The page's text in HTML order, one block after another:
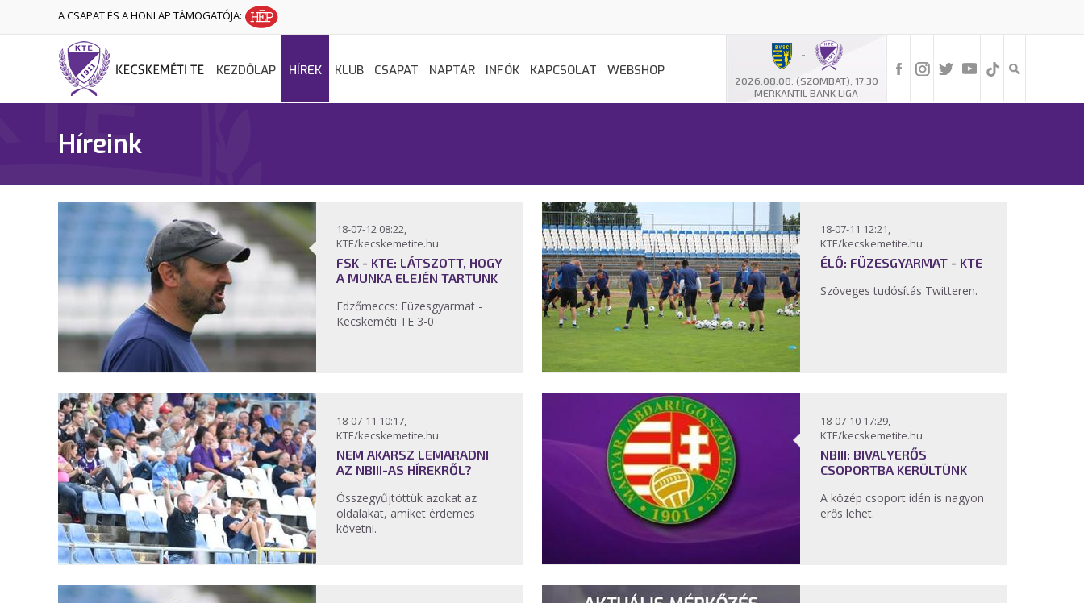
A CSAPAT ÉS A HONLAP TÁMOGATÓJA:
-
2026.08.08. (SZOMBAT), 17:30
MERKANTIL BANK LIGA
KEZDŐLAP HÍREK KLUB CSAPAT NAPTÁR INFÓK KAPCSOLAT WEBSHOP
Híreink
18-07-12 08:22,
KTE/kecskemetite.hu
FSK - KTE: LÁTSZOTT, HOGY
A MUNKA ELEJÉN TARTUNK
Edzőmeccs: Füzesgyarmat -
Kecskeméti TE 3-0
18-07-11 12:21,
KTE/kecskemetite.hu
ÉLŐ: FÜZESGYARMAT - KTE
Szöveges tudósítás Twitteren.
18-07-11 10:17,
KTE/kecskemetite.hu
NEM AKARSZ LEMARADNI
AZ NBIII-AS HÍREKRŐL?
Összegyűjtöttük azokat az
oldalakat, amiket érdemes
követni.
18-07-10 17:29,
KTE/kecskemetite.hu
NBIII: BIVALYERŐS
CSOPORTBA KERÜLTÜNK
A közép csoport idén is nagyon
erős lehet.